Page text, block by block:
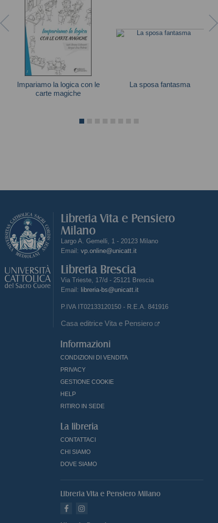
Impariamo la logica con le
carte magiche
La sposa fantasma
Libreria Vita e Pensiero
Milano
Largo A. Gemelli, 1 - 20123 Milano
Email: vp.online@unicatt.it
Libreria Brescia
Via Trieste, 17/d - 25121 Brescia
Email: libreria-bs@unicatt.it
P.IVA IT02133120150 - R.E.A. 841916
Casa editrice Vita e Pensiero
Informazioni
CONDIZIONI DI VENDITA
PRIVACY
GESTIONE COOKIE
HELP
RITIRO IN SEDE
La libreria
CONTATTACI
CHI SIAMO
DOVE SIAMO
Libreria Vita e Pensiero Milano